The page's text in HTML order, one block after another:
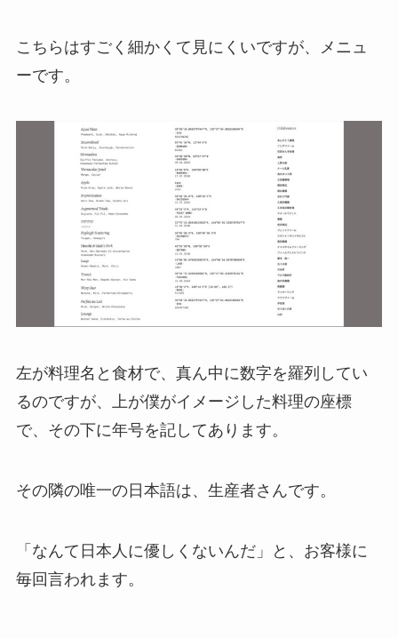
こちらはすごく細かくて見にくいですが、メニュ
ーです。
左が料理名と食材で、真ん中に数字を羅列してい
るのですが、上が僕がイメージした料理の座標
で、その下に年号を記してあります。
その隣の唯一の日本語は、生産者さんです。
「なんて日本人に優しくないんだ」と、お客様に
毎回言われます。